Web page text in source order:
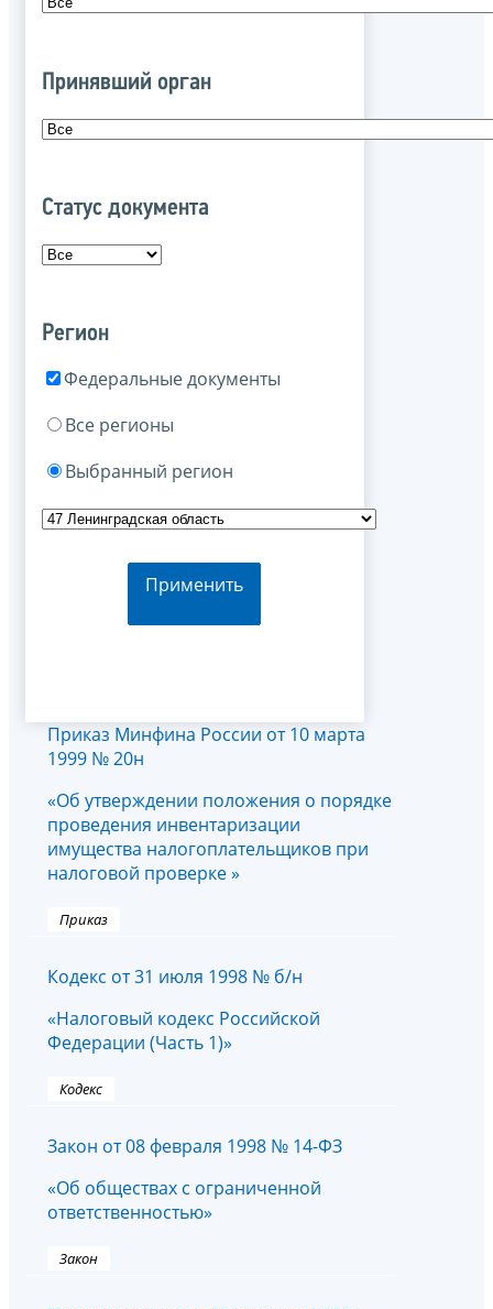
Принявший орган
Статус документа
Регион
Федеральные документы
Все регионы
Выбранный регион
Применить
Приказ Минфина России от 10 марта
1999 № 20н
«Об утверждении положения о порядке
проведения инвентаризации
имущества налогоплательщиков при
налоговой проверке »
Приказ
Кодекс от 31 июля 1998 № б/н
«Налоговый кодекс Российской
Федерации (Часть 1)»
Кодекс
Закон от 08 февраля 1998 № 14-ФЗ
«Об обществах с ограниченной
ответственностью»
Закон